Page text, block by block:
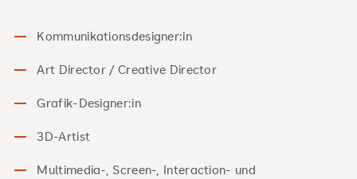
Kommunikationsdesigner:in
Art Director / Creative Director
Grafik-Designer:in
3D-Artist
Multimedia-, Screen-, Interaction- und